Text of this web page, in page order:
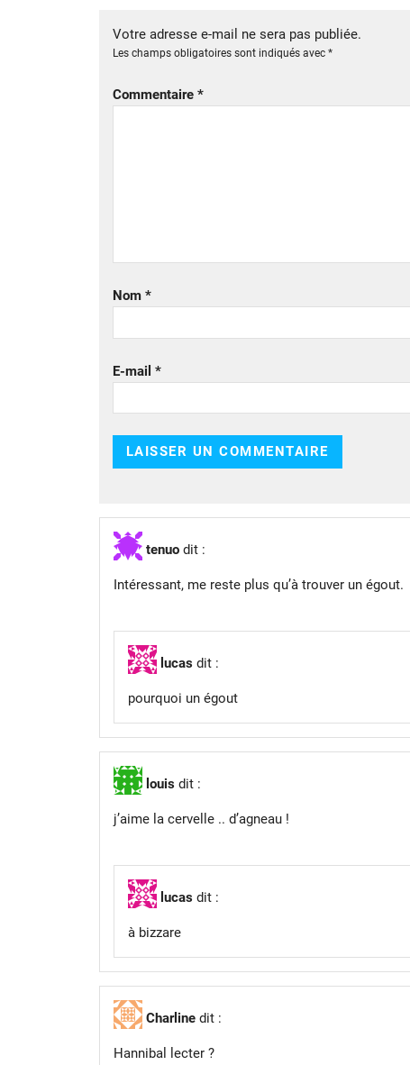
Votre adresse e-mail ne sera pas publiée.
Les champs obligatoires sont indiqués avec *
Commentaire *
Nom *
E-mail *
tenuo dit :
Intéressant, me reste plus qu’à trouver un égout.
lucas dit :
pourquoi un égout
louis dit :
j’aime la cervelle .. d’agneau !
lucas dit :
à bizzare
Charline dit :
Hannibal lecter ?